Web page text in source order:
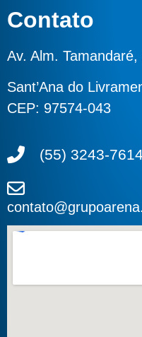
Contato
Av. Alm.
Sant’Ana do
CEP: 97574-043
(55) 3243-